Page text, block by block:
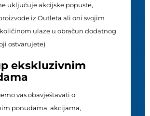
uključuje akcijske popuste,
iz Outleta ali oni svojim
ulaze u obračun dodatnog
ostvarujete).
ekskluzivnim
vas obavještavati o
ponudama, akcijama,